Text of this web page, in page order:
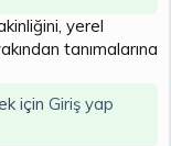
yerel
tanımalarına
için Giriş yap